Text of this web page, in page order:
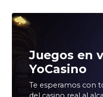
Juegos en
YoCasino
Te esperamos con